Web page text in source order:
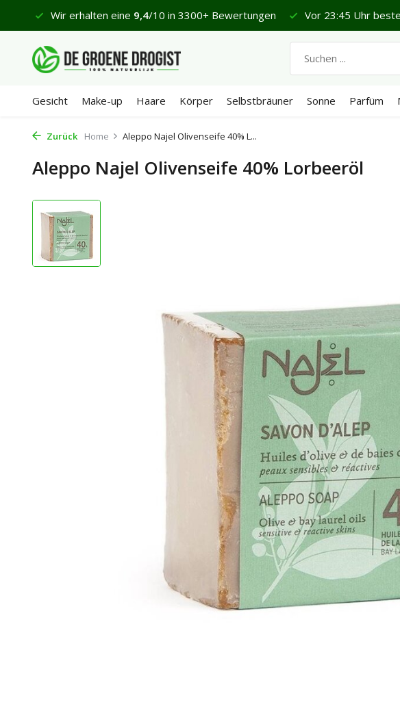
Wir erhalten eine 9,4/10 in 3300+ Bewertungen Vor 23:45 Uhr
Gesicht Make-up Haare Körper Selbstbräuner Sonne Parfüm
Zurück Home Aleppo Najel Olivenseife 40% L...
Aleppo Najel Olivenseife 40% Lorbeeröl